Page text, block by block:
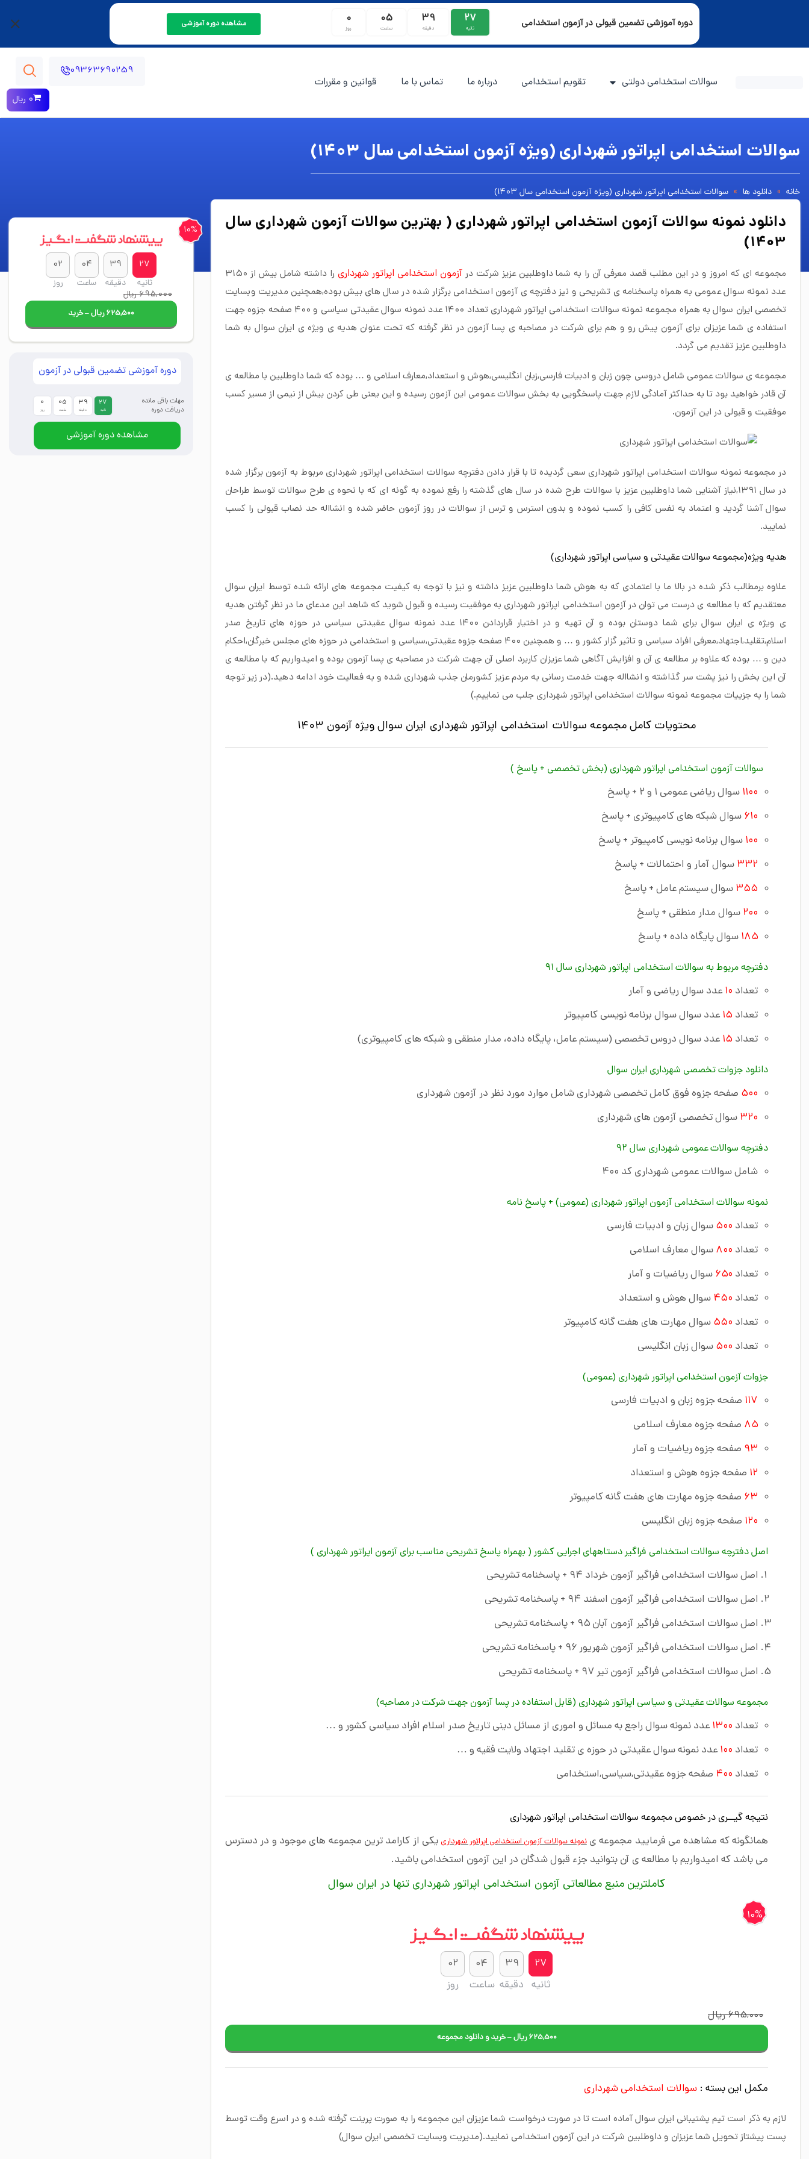
سوالات استخدامی دولتی تقویم استخدامی درباره ما تماس با ما قوانین و مقررات
09363690259
0 ریال
سوالات استخدامی اپراتور شهرداری (ویژه آزمون استخدامی سال 1403)
خانه » دانلود ها » سوالات استخدامی اپراتور شهرداری (ویژه آزمون استخدامی سال 1403)
دانلود نمونه سوالات آزمون استخدامی اپراتور شهرداری ( بهترین سوالات آزمون شهرداری سال
1403)
مجموعه ای که امروز و در این مطلب قصد معرفی آن را به شما داوطلبین عزیز شرکت درآزمون استخدامی اپراتور شهرداری
را داشته شامل بیش از ۳۱۵۰
عدد نمونه سوال عمومی به همراه پاسخنامه ی تشریحی و نیز دفترچه ی آزمون استخدامی برگزار شده در سال های بیش بوده,همچنین مدیریت وبسایت
تخصصی ایران سوال به همراه مجموعه نمونه سوالات استخدامی اپراتور شهرداری تعداد ۱۴۰۰ عدد نمونه سوال عقیدتی سیاسی و ۴۰۰ صفحه جزوه جهت
استفاده ی شما عزیزان برای آزمون پیش رو و هم برای شرکت در مصاحبه ی پسا آزمون در نظر گرفته که تحت عنوان هدیه ی ویژه ی ایران سوال به شما
داوطلبین عزیز تقدیم می گردد.
مجموعه ی سوالات عمومی شامل دروسی چون زبان و ادبیات فارسی,زبان انگلیسی,هوش و استعداد,معارف اسلامی و … بوده که شما داوطلبین با مطالعه ی
آن قادر خواهید بود تا به حداکثر آمادگی لازم جهت پاسخگویی به بخش سوالات عمومی این آزمون رسیده و این یعنی طی کردن بیش از نیمی از مسیر کسب
موفقیت و قبولی در این آزمون.
در مجموعه نمونه سوالات استخدامی اپراتور شهرداری سعی گردیده تا با قرار دادندفترچه سوالات استخدامی اپراتور شهرداری مربوط به آزمون برگزار شده
در سال ۱۳۹۱,نیاز آشنایی شما داوطلبین عزیز با سوالات طرح شده در سال های گذشته را رفع نموده به گونه ای که با نحوه ی طرح سوالات توسط طراحان
سوال آشنا گردید و اعتماد به نفس کافی را کسب نموده و بدون استرس و ترس از سوالات در روز آزمون حاضر شده و انشااله حد نصاب قبولی را کسب
نمایید.
هدیه ویژه(مجموعه سوالات عقیدتی و سیاسی اپراتور شهرداری)
علاوه برمطالب ذکر شده در بالا ما با اعتمادی که به هوش شما داوطلبین عزیز داشته و نیز با توجه به کیفیت مجموعه های ارائه شده توسط ایران سوال
معتقدیم که با مطالعه ی درست می توان در آزمون استخدامی اپراتور شهرداری به موفقیت رسیده و قبول شوید که شاهد این مدعای ما در نظر گرفتن هدیه
ی ویژه ی ایران سوال برای شما دوستان بوده و آن تهیه و در اختیار قراردادن ۱۴۰۰ عدد نمونه سوال عقیدتی سیاسی در حوزه های تاریخ صدر
اسلام,تقلید,اجتهاد,معرفی افراد سیاسی و تاثیر گزار کشور و … و همچنین ۴۰۰ صفحه جزوه عقیدتی,سیاسی و استخدامی در حوزه های مجلس خبرگان,احکام
دین و … بوده که علاوه بر مطالعه ی آن و افزایش آگاهی شما عزیزان کاربرد اصلی آن جهت شرکت در مصاحبه ی پسا آزمون بوده و امیدواریم که با مطالعه ی
آن این بخش را نیز پشت سر گذاشته و انشااله جهت خدمت رسانی به مردم عزیز کشورمان جذب شهرداری شده و به فعالیت خود ادامه دهید.(در زیر توجه
شما را به جزییات مجموعه نمونه سوالات استخدامی اپراتور شهرداری جلب می نماییم.)
محتویات کامل مجموعه سوالات استخدامی اپراتور شهرداری ایران سوال ویژه آزمون 1403
سوالات آزمون استخدامی اپراتور شهرداری (بخش تخصصی + پاسخ )
۱۱۰۰سوال ریاضی عمومی ۱ و ۲ + پاسخ
۶۱۰سوال شبکه های کامپیوتری + پاسخ
۱۰۰سوال برنامه نویسی کامپیوتر + پاسخ
۳۳۲سوال آمار و احتمالات + پاسخ
۳۵۵سوال سیستم عامل + پاسخ
۲۰۰سوال مدار منطقی + پاسخ
۱۸۵سوال پایگاه داده + پاسخ
دفترچه مربوط به سوالات استخدامی اپراتور شهرداری سال ۹۱
تعداد ۱۰عدد سوال ریاضی و آمار
تعداد ۱۵عدد سوال سوال برنامه نویسی کامپیوتر
تعداد ۱۵عدد سوال دروس تخصصی (سیستم عامل، پایگاه داده، مدار منطقی و شبکه های کامپیوتری)
دانلود جزوات تخصصی شهرداری ایران سوال
۵۰۰ صفحه جزوه فوق کامل تخصصی شهرداری شامل موارد مورد نظر در آزمون شهرداری
۳۲۰سوال تخصصی آزمون های شهرداری
دفترچه سوالات عمومی شهرداری سال ۹۲
شامل سوالات عمومی شهرداری کد ۴۰۰
نمونه سوالات استخدامی آزمون اپراتور شهرداری (عمومی) + پاسخ نامه
تعداد ۵۰۰سوال زبان و ادبیات فارسی
تعداد ۸۰۰سوال معارف اسلامی
تعداد ۶۵۰سوال ریاضیات و آمار
تعداد ۴۵۰ سوال هوش و استعداد
تعداد ۵۵۰سوال مهارت های هفت گانه کامپیوتر
تعداد ۵۰۰سوال زبان انگلیسی
جزوات آزمون استخدامی اپراتور شهرداری (عمومی)
۱۱۷ صفحه جزوه زبان و ادبیات فارسی
۸۵ صفحه جزوه معارف اسلامی
۹۳ صفحه جزوه ریاضیات و آمار
۱۲ صفحه جزوه هوش و استعداد
۶۳ صفحه جزوه مهارت های هفت گانه کامپیوتر
۱۲۰ صفحه جزوه زبان انگلیسی
اصل دفترچه سوالات استخدامی فراگیر دستاههای اجرایی کشور ( بهمراه پاسخ تشریحی مناسب برای آزمون اپراتور شهرداری )
اصل سوالات استخدامی فراگیر آزمون خرداد ۹۴ + پاسخنامه تشریحی
اصل سوالات استخدامی فراگیر آزمون اسفند ۹۴ + پاسخنامه تشریحی
اصل سوالات استخدامی فراگیر آزمون آبان ۹۵ + پاسخنامه تشریحی
اصل سوالات استخدامی فراگیر آزمون شهریور ۹۶ + پاسخنامه تشریحی
اصل سوالات استخدامی فراگیر آزمون تیر ۹۷ + پاسخنامه تشریحی
مجموعه سوالات عقیدتی و سیاسی اپراتور شهرداری (قابل استفاده در پسا آزمون جهت شرکت در مصاحبه)
تعداد ۱۳۰۰عدد نمونه سوال راجع به مسائل و اموری از مسائل دینی تاریخ صدر اسلام افراد سیاسی کشور و …
تعداد ۱۰۰عدد نمونه سوال عقیدتی در حوزه ی تقلید اجتهاد ولایت فقیه و …
تعداد ۴۰۰ صفحه جزوه عقیدتی,سیاسی,استخدامی
نتیجه گیــری در خصوص مجموعه سوالات استخدامی اپراتور شهرداری
همانگونه که مشاهده می فرمایید مجموعه ینمونه سوالات آزمون استخدامی اپراتور شهرداری یکی از کارامد ترین مجموعه های موجود و در دسترس
می باشد که امیدواریم با مطالعه ی آن بتوانید جزء قبول شدگان در این آزمون استخدامی باشید.
کاملترین منبع مطالعاتی آزمون استخدامی اپراتور شهرداری تنها در ایران سوال
10%
02
روز
04
ساعت
39
دقیقه
26
ثانیه
695,000 ریال
625,500 ریال – خرید و دانلود مجموعه
مکمل این بسته : سوالات استخدامی شهرداری
لازم به ذکر است تیم پشتیبانی ایران سوال آماده است تا در صورت درخواست شما عزیزان این مجموعه را به صورت پرینت گرفته شده و در اسرع وقت توسط
پست پیشتاز تحویل شما عزیزان و داوطلبین شرکت در این آزمون استخدامی نمایید.(مدیریت وبسایت تخصصی ایران سوال)
10%
02
روز
04
ساعت
39
دقیقه
26
ثانیه
695,000 ریال
625,500 ریال – خرید
دوره آموزشی تضمین قبولی در آزمون
مهلت باقی مانده
دریافت دوره
0
روز
05
ساعت
39
دقیقه
26
ثانیه
مشاهده دوره آموزشی
دوره آموزشی تضمین قبولی در آزمون استخدامی 0
روز
05
ساعت
39
دقیقه
26
ثانیه مشاهده دوره آموزشی